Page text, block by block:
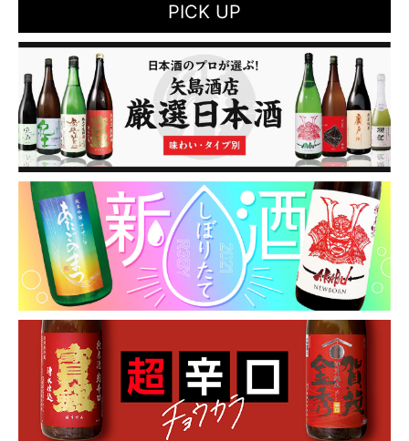
PICK UP